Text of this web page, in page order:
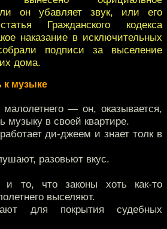
он убавляет звук, или его
Гражданского кодекса
наказание в исключительных
подписи за выселение
дома.
к музыке
— он, оказывается,
музыку в своей квартире.
ди-джеем и знает толк в
разовьют вкус.
то, что законы хоть как-то
выселяют.
для покрытия судебных